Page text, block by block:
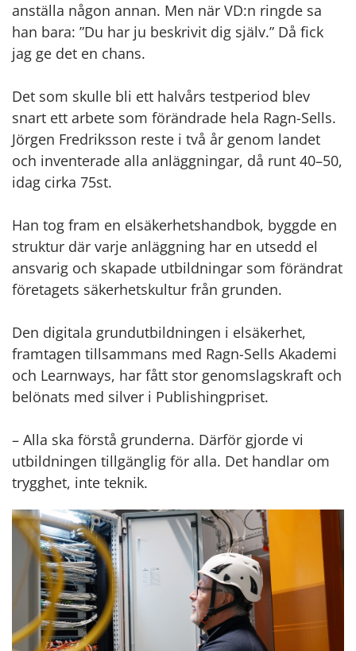
anställa någon annan. Men när VD:n ringde sa
han bara: ”Du har ju beskrivit dig själv.” Då fick
jag ge det en chans.
Det som skulle bli ett halvårs testperiod blev
snart ett arbete som förändrade hela Ragn-Sells.
Jörgen Fredriksson reste i två år genom landet
och inventerade alla anläggningar, då runt 40–50,
idag cirka 75st.
Han tog fram en elsäkerhetshandbok, byggde en
struktur där varje anläggning har en utsedd el
ansvarig och skapade utbildningar som förändrat
företagets säkerhetskultur från grunden.
Den digitala grundutbildningen i elsäkerhet,
framtagen tillsammans med Ragn-Sells Akademi
och Learnways, har fått stor genomslagskraft och
belönats med silver i Publishingpriset.
– Alla ska förstå grunderna. Därför gjorde vi
utbildningen tillgänglig för alla. Det handlar om
trygghet, inte teknik.